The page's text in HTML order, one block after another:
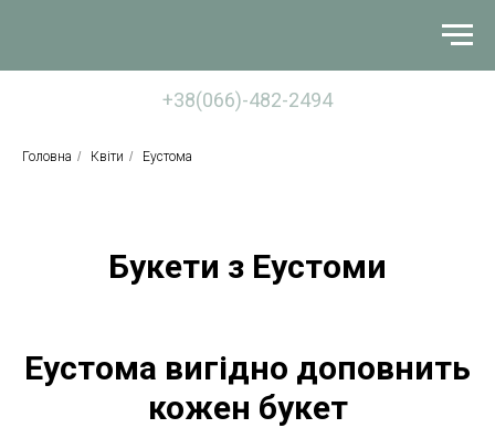
+38(066)-482-2494
Головна / Квіти / Еустома
Букети з Еустоми
Еустома вигідно доповнить
кожен букет